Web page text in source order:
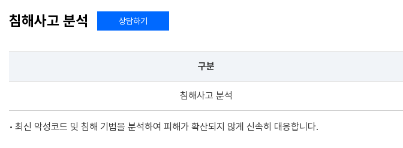
침해사고 분석
상담하기
구분
침해사고 분석
최신 악성코드 및 침해 기법을 분석하여 피해가 확산되지 않게 신속히 대응합니다.